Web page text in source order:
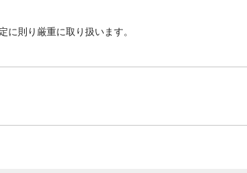
則り厳重に取り扱います。